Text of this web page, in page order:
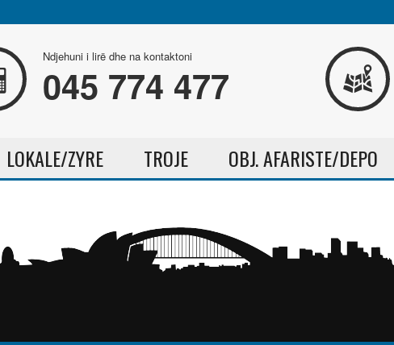
Ndjehuni i lirë dhe na kontaktoni
045 774 477
LOKALE/ZYRE TROJE OBJ. AFARISTE/DEPO